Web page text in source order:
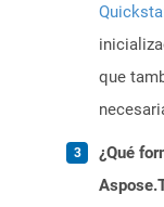
que
¿Qué